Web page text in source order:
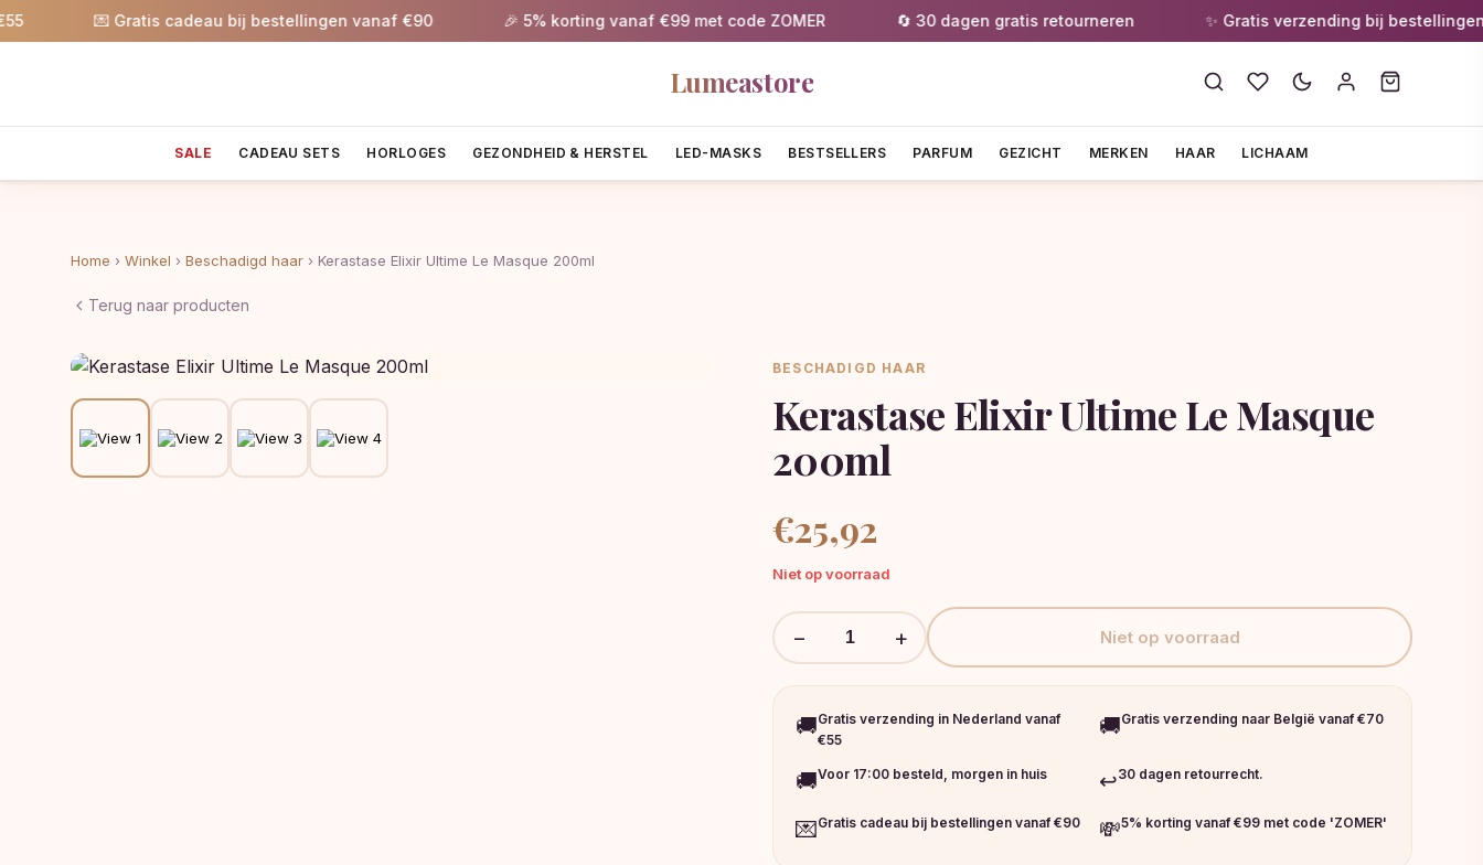
💌 Gratis cadeau bij bestellingen vanaf €90 🎉 5% korting vanaf €99 met code ZOMER 🔄 30 dagen gratis retourneren ✨ Gratis verzending bij bestellingen
Lumeastore
SALE CADEAU SETS HORLOGES GEZONDHEID & HERSTEL LED-MASKS BESTSELLERS PARFUM GEZICHT MERKEN HAAR LICHAAM
Home › Winkel › Beschadigd haar › Kerastase Elixir Ultime Le Masque 200ml
Terug naar producten
BESCHADIGD HAAR
Kerastase Elixir Ultime Le Masque
200ml
€25,92
Niet op voorraad
− + Niet op voorraad
🚚Gratis verzending in Nederland vanaf
€55
🚚Gratis verzending naar België vanaf €70
🚚Voor 17:00 besteld, morgen in huis ↩️30 dagen retourrecht.
💌Gratis cadeau bij bestellingen vanaf €90 💸5% korting vanaf €99 met code 'ZOMER'